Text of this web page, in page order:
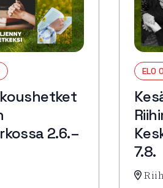
2.6.–
ELO
7.8.